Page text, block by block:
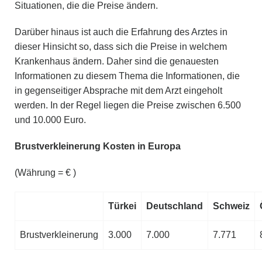
Situationen, die die Preise ändern.
Darüber hinaus ist auch die Erfahrung des Arztes in
dieser Hinsicht so, dass sich die Preise in welchem ​​
Krankenhaus ändern. Daher sind die genauesten
Informationen zu diesem Thema die Informationen, die
in gegenseitiger Absprache mit dem Arzt eingeholt
werden. In der Regel liegen die Preise zwischen 6.500
und 10.000 Euro.
Brustverkleinerung Kosten in Europa
(Währung = € )
Türkei Deutschland Schweiz
Brustverkleinerung 3.000 7.000 7.771